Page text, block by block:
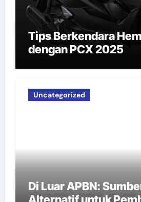
Tips Berkendara
dengan PCX 2025
Uncategorized
Di Luar APBN: